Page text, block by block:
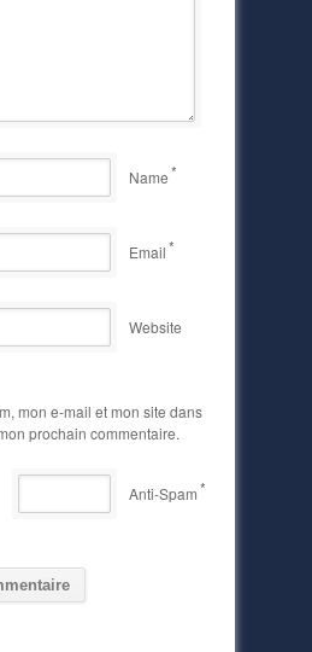
Name*
Email*
Website
mon e-mail et mon site dans
prochain commentaire.
Anti-Spam*